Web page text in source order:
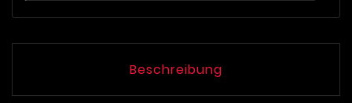
Beschreibung